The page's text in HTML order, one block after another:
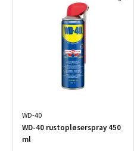
WD-40
WD-40 rustopløserspray 450
ml